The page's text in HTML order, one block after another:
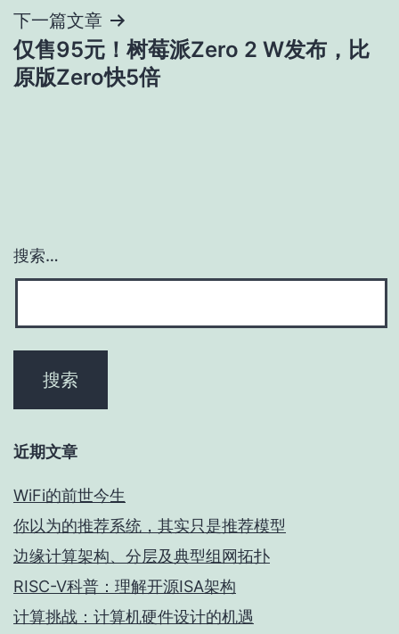
导
航
下一篇文章
仅售95元！树莓派Zero 2 W发布，比
原版Zero快5倍
搜索…
近期文章
WiFi的前世今生
你以为的推荐系统，其实只是推荐模型
边缘计算架构、分层及典型组网拓扑
RISC-V科普：理解开源ISA架构
计算挑战：计算机硬件设计的机遇